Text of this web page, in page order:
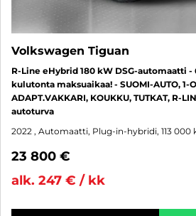
Volkswagen Tiguan
R-Line eHybrid 180 kW DSG-automaatti
kulutonta maksuaikaa! - SUOMI-AUTO, 1-
ADAPT.VAKKARI, KOUKKU, TUTKAT, R-
autoturva
2022 , Automaatti, Plug-in-hybridi, 113 000
23 800 €
alk. 247 € / kk